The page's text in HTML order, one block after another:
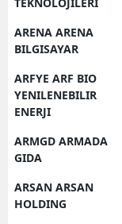
ARENA ARENA
BILGISAYAR
ARFYE ARF BIO
YENILENEBILIR
ENERJI
ARMGD ARMADA
GIDA
ARSAN ARSAN
HOLDING